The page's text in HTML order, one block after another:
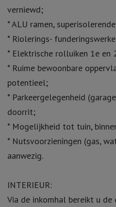
verniewd;
* ALU ramen,
* Riolerings-
* Elektrische rolluiken 1e en
* Ruime bewoonbare
potentieel;
* Parkeergelegenheid
doorrit;
* Mogelijkheid tot tuin,
* Nutsvoorzieningen (gas,
aanwezig.
INTERIEUR:
Via de inkomhal bereikt u